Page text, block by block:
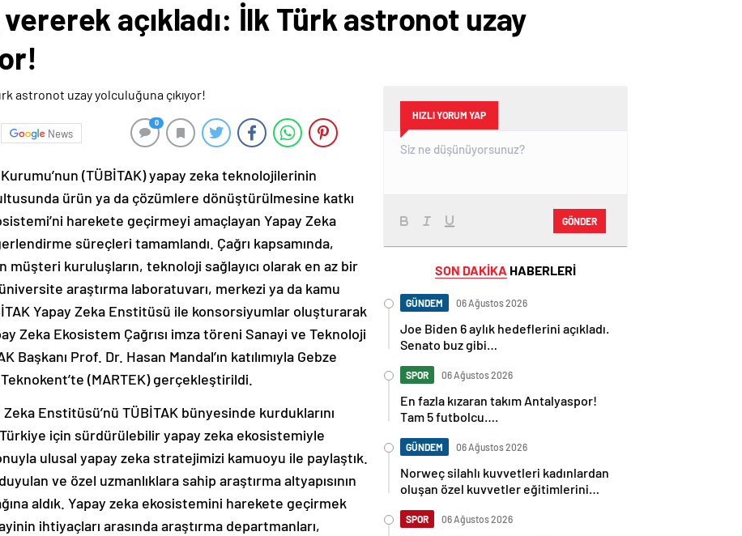
açıkladı: İlk Türk astronot uzay
News
0
(TÜBİTAK) yapay zeka teknolojilerinin
ürün ya da çözümlere dönüştürülmesine katkı
harekete geçirmeyi amaçlayan Yapay Zeka
süreçleri tamamlandı. Çağrı kapsamında,
kuruluşların, teknoloji sağlayıcı olarak en az bir
araştırma laboratuvarı, merkezi ya da kamu
Yapay Zeka Enstitüsü ile konsorsiyumlar oluşturarak
Zeka Ekosistem Çağrısı imza töreni Sanayi ve Teknoloji
Başkanı Prof. Dr. Hasan Mandal’ın katılımıyla Gebze
(MARTEK) gerçekleştirildi.
Enstitüsü’nü TÜBİTAK bünyesinde kurduklarını
için sürdürülebilir yapay zeka ekosistemiyle
ulusal yapay zeka stratejimizi kamuoyu ile paylaştık.
ve özel uzmanlıklara sahip araştırma altyapısının
aldık. Yapay zeka ekosistemini harekete geçirmek
ihtiyaçları arasında araştırma departmanları,
HIZLI YORUM YAP
GÖNDER
SON DAKİKA HABERLERİ
GÜNDEM 06 Ağustos 2026
Joe Biden 6 aylık hedeflerini açıkladı.
Senato buz gibi…
SPOR 06 Ağustos 2026
En fazla kızaran takım Antalyaspor!
Tam 5 futbolcu….
GÜNDEM 06 Ağustos 2026
Norweç silahlı kuvvetleri kadınlardan
oluşan özel kuvvetler eğitimlerini
SPOR 06 Ağustos 2026